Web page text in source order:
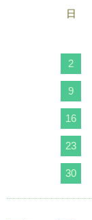
日
2
9
16
23
30